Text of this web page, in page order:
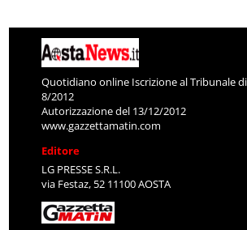
Quotidiano online Iscrizione al Tribunale
8/2012
Autorizzazione del 13/12/2012
www.gazzettamatin.com
Editore
LG PRESSE S.R.L.
via Festaz, 52 11100 AOSTA